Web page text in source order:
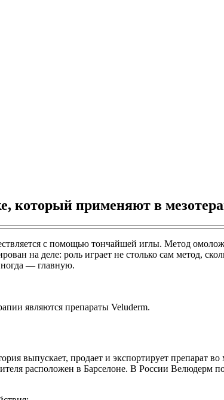
который применяют в
с помощью тончайшей иглы. Метод
на деле: роль играет не столько сам метод,
— главную.
являются препараты Veluderm.
выпускает, продает и экспортирует препарат во
расположен в Барселоне. В России Велюдерм